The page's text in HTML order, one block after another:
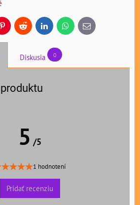
PinterestReddit LinkedInWhatsApp
E-
mail
Diskusia 0
5 /5
1 hodnotení
Pridať recenziu